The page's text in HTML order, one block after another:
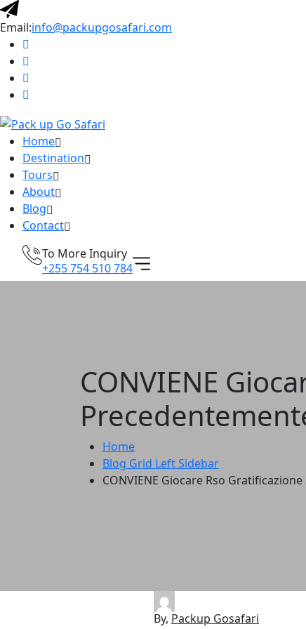
Email:info@packupgosafari.com
Home
Destination
Tours
About
Blog
Contact
To More Inquiry
+255 754 510 784
CONVIENE
Home
Blog Grid Left Sidebar
CONVIENE Giocare Rso
By, Packup Gosafari